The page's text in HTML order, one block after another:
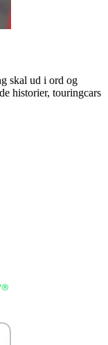
skal ud i ord og
historier, touringcars